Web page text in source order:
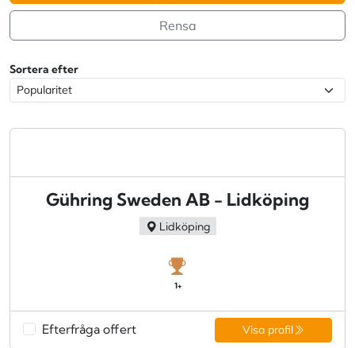
Rensa
Sortera efter
Gühring Sweden AB - Lidköping
Lidköping
1+
Efterfråga offert Visa profil